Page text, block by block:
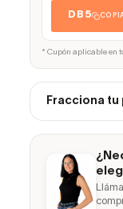
DB5
* Cupón aplicable en
Fracciona tu